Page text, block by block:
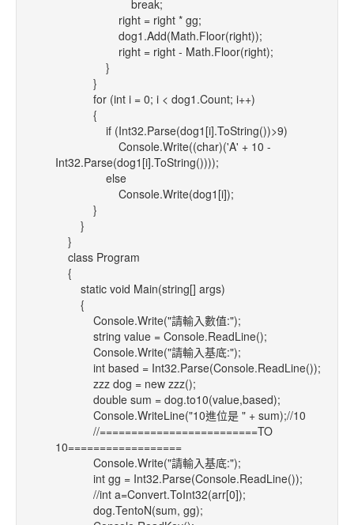
break;
right = right * gg;
dog1.Add(Math.Floor(right));
right = right - Math.Floor(right);
}
}
for (int i = 0; i < dog1.Count; i++)
{
if (Int32.Parse(dog1[i].ToString())>9)
Console.Write((char)('A' + 10 -
Int32.Parse(dog1[i].ToString())));
else
Console.Write(dog1[i]);
}
}
}
class Program
{
static void Main(string[] args)
{
Console.Write("請輸入數值:");
string value = Console.ReadLine();
Console.Write("請輸入基底:");
int based = Int32.Parse(Console.ReadLine());
zzz dog = new zzz();
double sum = dog.to10(value,based);
Console.WriteLine("10進位是 " + sum);//10
//=========================TO
10==================
Console.Write("請輸入基底:");
int gg = Int32.Parse(Console.ReadLine());
//int a=Convert.ToInt32(arr[0]);
dog.TentoN(sum, gg);